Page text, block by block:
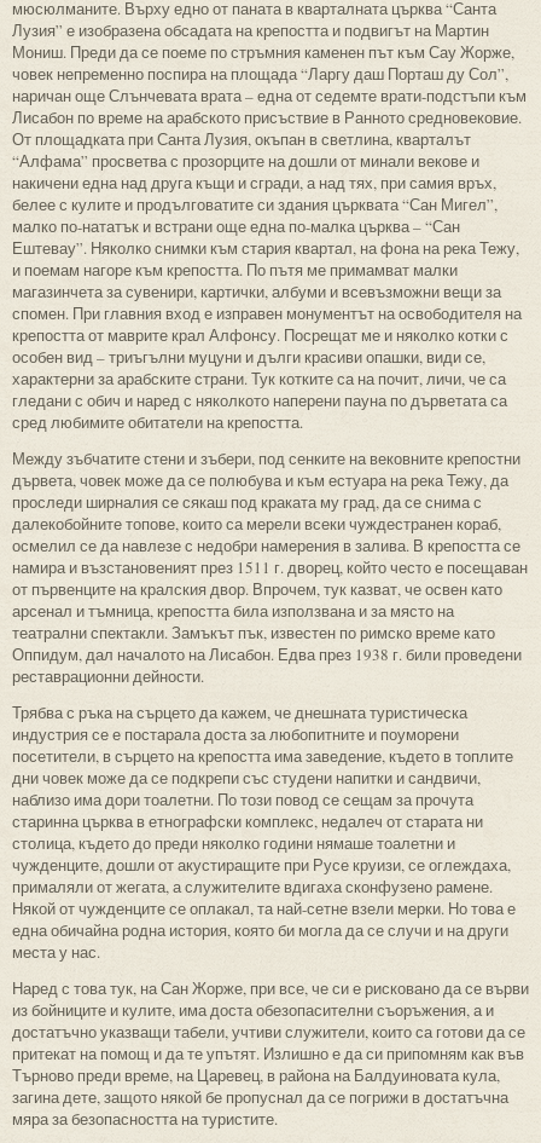
мюсюлманите. Върху едно от паната в кварталната църква “Санта
Лузия” е изобразена обсадата на крепостта и подвигът на Мартин
Мониш. Преди да се поеме по стръмния каменен път към Сау Жорже,
човек непременно поспира на площада “Ларгу даш Порташ ду Сол”,
наричан още Слънчевата врата – една от седемте врати-подстъпи към
Лисабон по време на арабското присъствие в Ранното средновековие.
От площадката при Санта Лузия, окъпан в светлина, кварталът
“Алфама” просветва с прозорците на дошли от минали векове и
накичени една над друга къщи и сгради, а над тях, при самия връх,
белее с кулите и продълговатите си здания църквата “Сан Мигел”,
малко по-нататък и встрани още една по-малка църква – “Сан
Ештевау”. Няколко снимки към стария квартал, на фона на река Тежу,
и поемам нагоре към крепостта. По пътя ме примамват малки
магазинчета за сувенири, картички, албуми и всевъзможни вещи за
спомен. При главния вход е изправен монументът на освободителя на
крепостта от маврите крал Алфонсу. Посрещат ме и няколко котки с
особен вид – триъгълни муцуни и дълги красиви опашки, види се,
характерни за арабските страни. Тук котките са на почит, личи, че са
гледани с обич и наред с няколкото наперени пауна по дърветата са
сред любимите обитатели на крепостта.
Между зъбчатите стени и зъбери, под сенките на вековните крепостни
дървета, човек може да се полюбува и към естуара на река Тежу, да
проследи ширналия се сякаш под краката му град, да се снима с
далекобойните топове, които са мерели всеки чуждестранен кораб,
осмелил се да навлезе с недобри намерения в залива. В крепостта се
намира и възстановеният през 1511 г. дворец, който често е посещаван
от първенците на кралския двор. Впрочем, тук казват, че освен като
арсенал и тъмница, крепостта била използвана и за място на
театрални спектакли. Замъкът пък, известен по римско време като
Оппидум, дал началото на Лисабон. Едва през 1938 г. били проведени
реставрационни дейности.
Трябва с ръка на сърцето да кажем, че днешната туристическа
индустрия се е постарала доста за любопитните и поуморени
посетители, в сърцето на крепостта има заведение, където в топлите
дни човек може да се подкрепи със студени напитки и сандвичи,
наблизо има дори тоалетни. По този повод се сещам за прочута
старинна църква в етнографски комплекс, недалеч от старата ни
столица, където до преди няколко години нямаше тоалетни и
чужденците, дошли от акустиращите при Русе круизи, се оглеждаха,
прималяли от жегата, а служителите вдигаха сконфузено рамене.
Някой от чужденците се оплакал, та най-сетне взели мерки. Но това е
една обичайна родна история, която би могла да се случи и на други
места у нас.
Наред с това тук, на Сан Жорже, при все, че си е рисковано да се върви
из бойниците и кулите, има доста обезопасителни съоръжения, а и
достатъчно указващи табели, учтиви служители, които са готови да се
притекат на помощ и да те упътят. Излишно е да си припомням как във
Търново преди време, на Царевец, в района на Балдуиновата кула,
загина дете, защото някой бе пропуснал да се погрижи в достатъчна
мяра за безопасността на туристите.